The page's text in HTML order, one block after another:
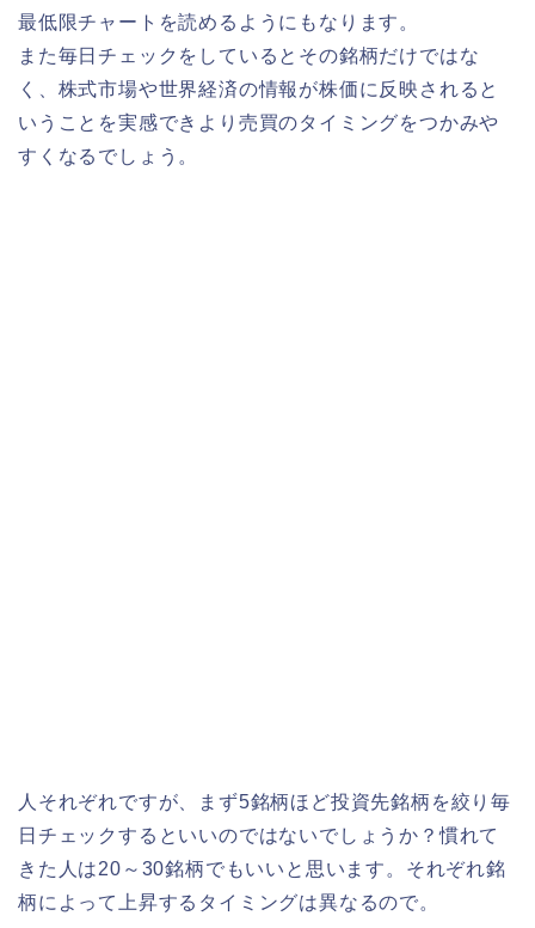
最低限チャートを読めるようにもなります。
また毎日チェックをしているとその銘柄だけではな
く、株式市場や世界経済の情報が株価に反映されると
いうことを実感できより売買のタイミングをつかみや
すくなるでしょう。
人それぞれですが、まず5銘柄ほど投資先銘柄を絞り毎
日チェックするといいのではないでしょうか？慣れて
きた人は20～30銘柄でもいいと思います。それぞれ銘
柄によって上昇するタイミングは異なるので。